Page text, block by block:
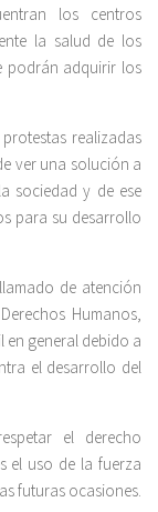
los centros
la salud de los
podrán adquirir los
realizadas
ver una solución a
sociedad y de ese
para su desarrollo
de atención
Humanos,
en general debido a
el desarrollo del
el derecho
el uso de la fuerza
futuras ocasiones.